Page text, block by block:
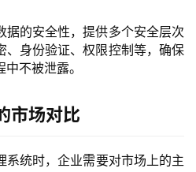
据的安全性，提供多个安全层次
、身份验证、权限控制等，确保
不被泄露。
市场对比
系统时，企业需要对市场上的主